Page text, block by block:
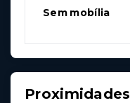
Sem mobília
Proximidades